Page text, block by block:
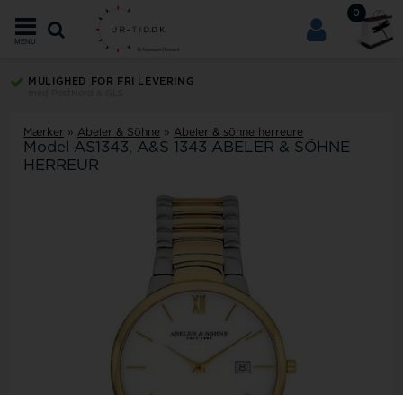
0
MENU
MULIGHED FOR FRI LEVERING
Mærker » Abeler & Söhne » Abeler & söhne herreure
Model AS1343
A&S 1343 ABELER & SÖHNE
HERREUR